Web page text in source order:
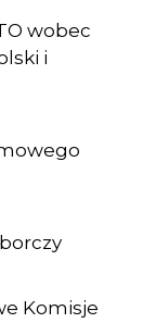
wobec
i
Komisje